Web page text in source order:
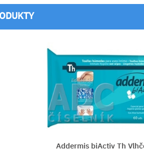
Addermis biActiv Th Vlhčené utierky